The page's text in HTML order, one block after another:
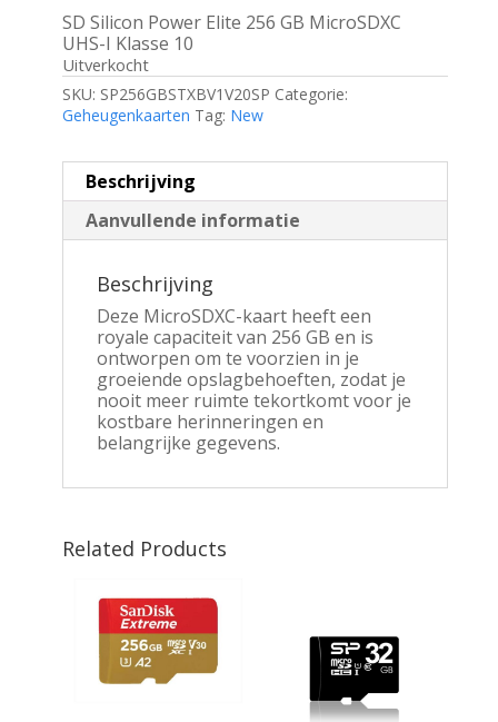
SD Silicon Power Elite 256 GB MicroSDXC
UHS-I Klasse 10
Uitverkocht
SKU: SP256GBSTXBV1V20SP Categorie:
Geheugenkaarten Tag: New
Beschrijving
Aanvullende informatie
Beschrijving
Deze MicroSDXC-kaart heeft een
royale capaciteit van 256 GB en is
ontworpen om te voorzien in je
groeiende opslagbehoeften, zodat je
nooit meer ruimte tekortkomt voor je
kostbare herinneringen en
belangrijke gegevens.
Related Products